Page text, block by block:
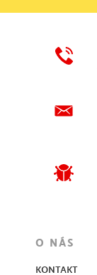
O NÁS
KONTAKT